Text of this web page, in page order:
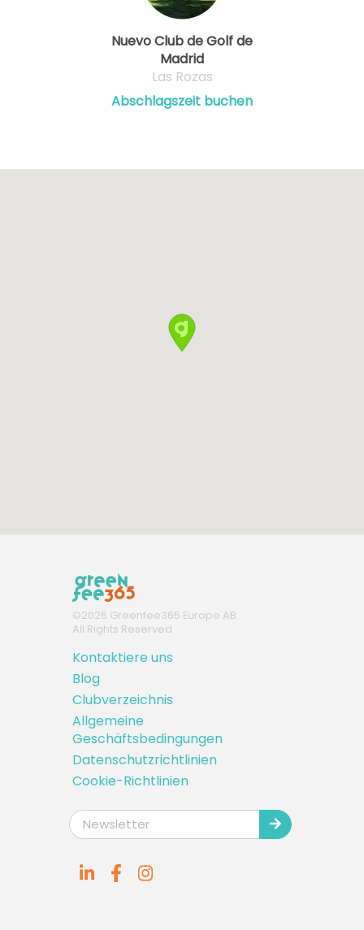
Nuevo Club de Golf de
Madrid
Las Rozas
Abschlagszeit buchen
©2026 Greenfee365 Europe AB.
All Rights Reserved
Kontaktiere uns
Blog
Clubverzeichnis
Allgemeine
Geschäftsbedingungen
Datenschutzrichtlinien
Cookie-Richtlinien